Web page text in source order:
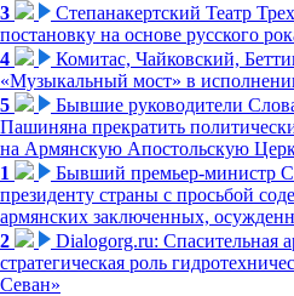
3
Степанакертский Театр
постановку на основе русского
4
Комитас, Чайковский,
«Музыкальный мост» в
5
Бывшие руководители
Пашиняна прекратить
на Армянскую Апостольскую
1
Бывший премьер-министр
президенту страны с просьбой
армянских заключенных,
2
Dialogorg.ru: Спасительная
стратегическая роль
Севан»